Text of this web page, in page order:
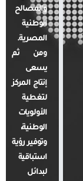
والمصالح
الوطنية
المصرية.
ومن ثم
يسعى
إنتاج المركز
لتغطية
الأولويات
الوطنية،
وتوفير رؤية
استباقية
لبدائل